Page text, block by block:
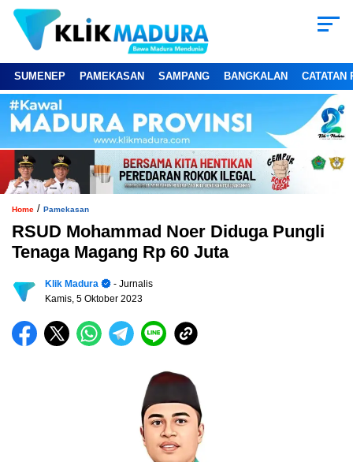
SUMENEP PAMEKASAN SAMPANG BANGKALAN CATATAN
Home / Pamekasan
RSUD Mohammad Noer Diduga Pungli
Tenaga Magang Rp 60 Juta
Klik Madura
- Jurnalis
Kamis, 5 Oktober 2023